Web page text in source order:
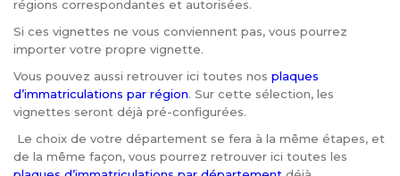
régions correspondantes et autorisées.
Si ces vignettes ne vous conviennent pas, vous pourrez
importer votre propre vignette.
Vous pouvez aussi retrouver ici toutes nos plaques
d’immatriculations par région. Sur cette sélection, les
vignettes seront déjà pré-configurées.
Le choix de votre département se fera à la même étapes, et
de la même façon, vous pourrez retrouver ici toutes les